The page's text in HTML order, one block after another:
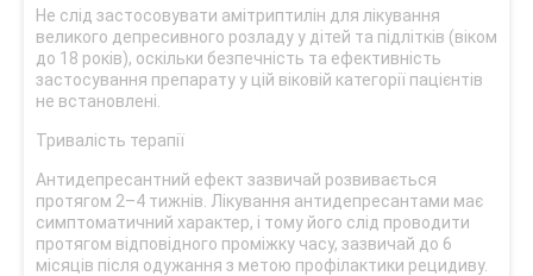
Не слід застосовувати амітриптилін для лікування
великого депресивного розладу у дітей та підлітків (віком
до 18 років), оскільки безпечність та ефективність
застосування препарату у цій віковій категорії пацієнтів
не встановлені.
Тривалість терапії
Антидепресантний ефект зазвичай розвивається
протягом 2–4 тижнів. Лікування антидепресантами має
симптоматичний характер, і тому його слід проводити
протягом відповідного проміжку часу, зазвичай до 6
місяців після одужання з метою профілактики рецидиву.